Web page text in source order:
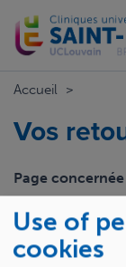
au
contenu
Accueil
Vos
Page concernée
Email
Use of
cookies